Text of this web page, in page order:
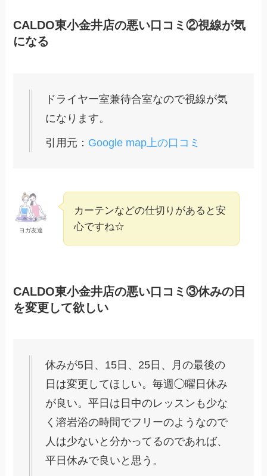
CALDO東小金井店の悪い口コミ②視線が気
になる
ドライヤー室兼待合室なので視線が気
になります。
引用元： Google map上の口コミ
ヨガ友達
カーテンなどの仕切りがあると安
心ですね☆
CALDO東小金井店の悪い口コミ③休みの日
を変更して欲しい
休みが5日、15日、25日、月の最後の
日は変更してほしい。毎週◯曜日休み
が良い。平日は日中のレッスンも少な
く溶岩浴の時間でフリーのようなので
人は少ないと分かってるのであれば、
平日休みで良いと思う。